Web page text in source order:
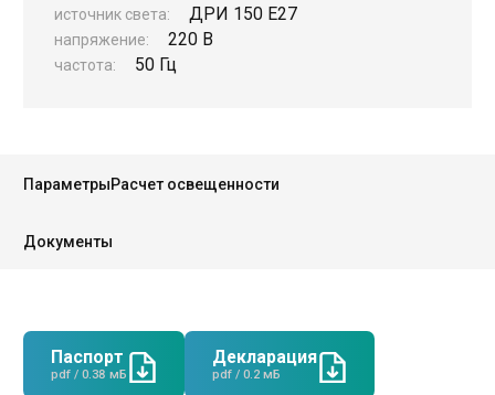
Региональные представители
Контакты
источник света: ДРИ 150 Е27
напряжение: 220 В
частота: 50 Гц
ПараметрыРасчет освещенности
Документы
Паспорт
pdf / 0.38 мБ
Декларация
pdf / 0.2 мБ